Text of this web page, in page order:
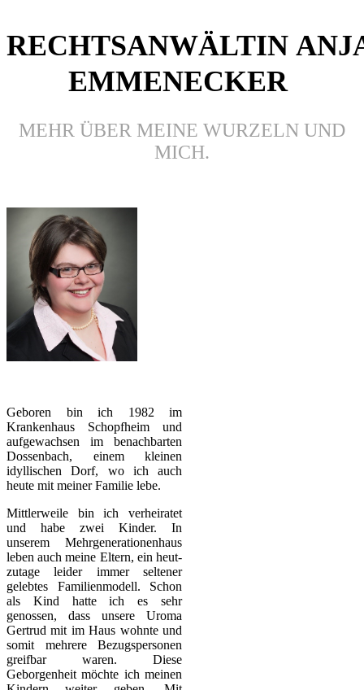
RECHTSANWÄLTIN
EMMENECKER
MEHR ÜBER MEINE WURZELN UND
MICH.
Geboren bin ich 1982 im
Krankenhaus Schopfheim und
auf­gewachsen im benachbarten
Dossenbach, einem kleinen
idyllischen Dorf, wo ich auch
heute mit meiner Familie lebe.
Mittlerweile bin ich verheiratet
und habe zwei Kinder. In
unserem Mehrgenerationenhaus
leben auch meine Eltern, ein heut­
zu­tage leider immer seltener
gelebtes Fami­lienmodell. Schon
als Kind hatte ich es sehr
genossen, dass unsere Uroma
Ger­trud mit im Haus wohnte und
somit meh­rere Bezugspersonen
greifbar waren. Diese
Geborgenheit möchte ich meinen